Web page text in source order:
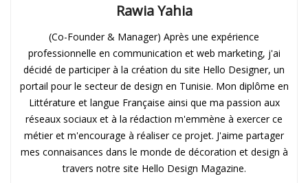
Rawia Yahia
(Co-Founder & Manager) Après une expérience
professionnelle en communication et web marketing, j'ai
décidé de participer à la création du site Hello Designer, un
portail pour le secteur de design en Tunisie. Mon diplôme en
Littérature et langue Française ainsi que ma passion aux
réseaux sociaux et à la rédaction m'emmène à exercer ce
métier et m'encourage à réaliser ce projet. J'aime partager
mes connaisances dans le monde de décoration et design à
travers notre site Hello Design Magazine.